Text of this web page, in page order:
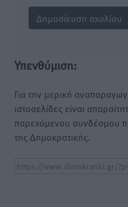
Υπενθύμιση:
Για την μερική
ιστοσελίδες είναι
παρεχόμενου συνδέσμου
της Δημοκρατικής.